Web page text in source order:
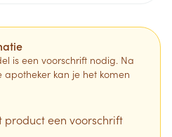
is een voorschrift nodig. Na
kan je het komen
product een voorschrift